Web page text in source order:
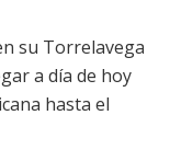
su Torrelavega
a día de hoy
hasta el